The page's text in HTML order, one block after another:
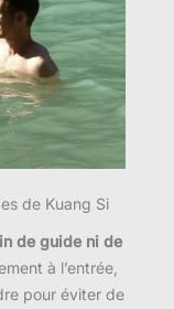
de Kuang Si
de guide ni de
à l’entrée,
pour éviter de